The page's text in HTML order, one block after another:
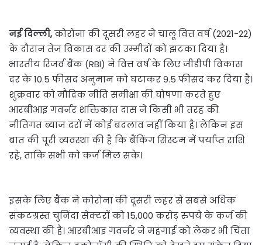
नई दिल्ली,कोरोना की दूसरी लहर ने चालू वित्त वर्ष (2021-22)
के दौरान तेज विकास दर की उम्मीदों को झटका दिया है।
भारतीय रिजर्व बैंक (RBI) ने वित्त वर्ष के लिए जीडीपी विकास
दर के 10.5 फीसद अनुमान को घटाकर 9.5 फीसद कर दिया है।
शुक्रवार को मौद्रिक नीति समीक्षा की घोषणा करते हुए
आरबीआइ गवर्नर शक्तिकांत दास ने किसी भी तरह की
नीतिगत ब्याज दरों में कोई बदलाव नहीं किया है। लेकिन इस
बात की पूरी व्यवस्था की है कि बैंकिंग सिस्टम में पर्याप्त राशि
रहे, ताकि सभी को कर्ज मिल सके।
इसके लिए बैंक ने कोरोना की दूसरी लहर से सबसे अधिक
संकटग्रस्त चुनिंदा सेक्टरों को 15,000 करोड़ रुपये के कर्ज की
व्यवस्था की है। आरबीआइ गवर्नर ने महंगाई को लेकर भी चिंता